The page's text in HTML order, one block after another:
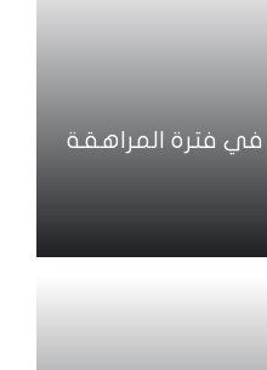
في فترة المراهقة